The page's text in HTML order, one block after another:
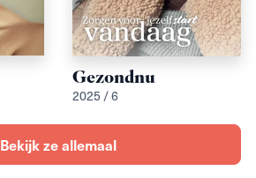
Gezondnu
2025 / 6
Bekijk ze allemaal